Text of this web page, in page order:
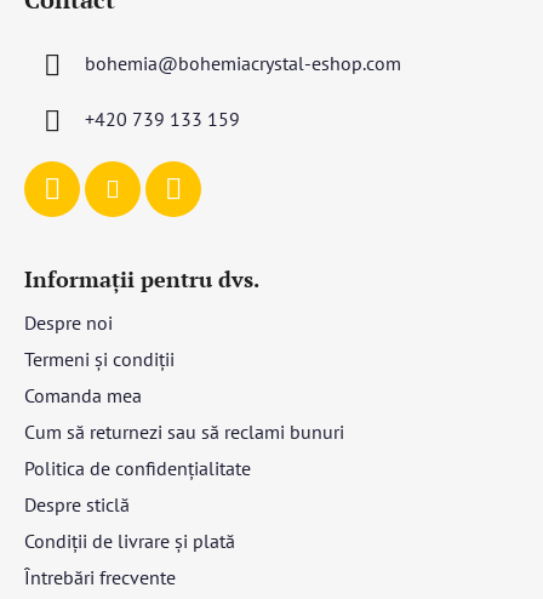
bohemia@bohemiacrystal-eshop.com
+420 739 133 159
Informații pentru dvs.
Despre noi
Termeni și condiții
Comanda mea
Cum să returnezi sau să reclami bunuri
Politica de confidențialitate
Despre sticlă
Condiții de livrare și plată
Întrebări frecvente